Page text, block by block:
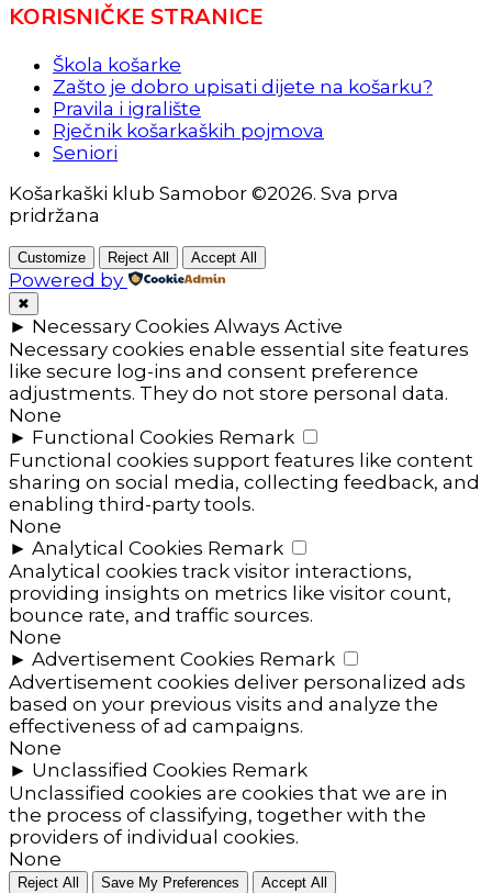
KORISNIČKE STRANICE
Škola košarke
Zašto je dobro upisati dijete na košarku?
Pravila i igralište
Rječnik košarkaških pojmova
Seniori
Košarkaški klub Samobor ©2026. Sva prva
pridržana
Customize Reject All Accept All
Powered by
✖
► Necessary Cookies Always Active
Necessary cookies enable essential site features
like secure log-ins and consent preference
adjustments. They do not store personal data.
None
► Functional Cookies Remark
Functional cookies support features like content
sharing on social media, collecting feedback, and
enabling third-party tools.
None
► Analytical Cookies Remark
Analytical cookies track visitor interactions,
providing insights on metrics like visitor count,
bounce rate, and traffic sources.
None
► Advertisement Cookies Remark
Advertisement cookies deliver personalized ads
based on your previous visits and analyze the
effectiveness of ad campaigns.
None
► Unclassified Cookies Remark
Unclassified cookies are cookies that we are in
the process of classifying, together with the
providers of individual cookies.
None
Reject All Save My Preferences Accept All